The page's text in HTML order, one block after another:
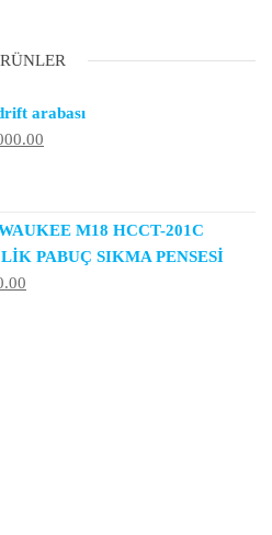
arabası
M18 HCCT-201C
PABUÇ SIKMA PENSESİ